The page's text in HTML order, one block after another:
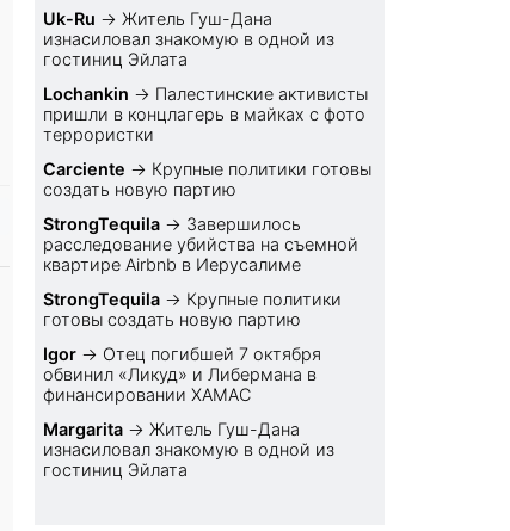
Uk-Ru → Житель Гуш-Дана
изнасиловал знакомую в одной из
гостиниц Эйлата
Lochankin → Палестинские активисты
пришли в концлагерь в майках с фото
террористки
Carciente → Крупные политики готовы
создать новую партию
StrongTequila → Завершилось
расследование убийства на съемной
квартире Airbnb в Иерусалиме
StrongTequila → Крупные политики
готовы создать новую партию
Igor → Отец погибшей 7 октября
обвинил «Ликуд» и Либермана в
финансировании ХАМАС
Margarita → Житель Гуш-Дана
изнасиловал знакомую в одной из
гостиниц Эйлата